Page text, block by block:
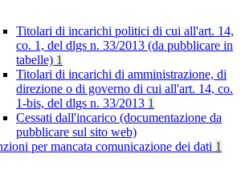
Titolari di incarichi politici di cui all'art. 14,
co. 1, del dlgs n. 33/2013 (da pubblicare in
tabelle) 1
Titolari di incarichi di amministrazione, di
direzione o di governo di cui all'art. 14, co.
1-bis, del dlgs n. 33/2013 1
Cessati dall'incarico (documentazione da
pubblicare sul sito web)
per mancata comunicazione dei dati 1